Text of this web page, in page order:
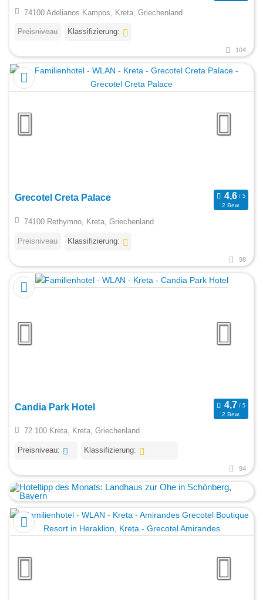
74100 Adelianos Kampos, Kreta, Griechenland
Preisniveau Klassifizierung:
104
Grecotel Creta Palace
2 Bew.
74100 Rethymno, Kreta, Griechenland
Preisniveau Klassifizierung:
98
Candia Park Hotel
2 Bew.
72 100 Kreta, Kreta, Griechenland
Preisniveau: Klassifizierung:
94